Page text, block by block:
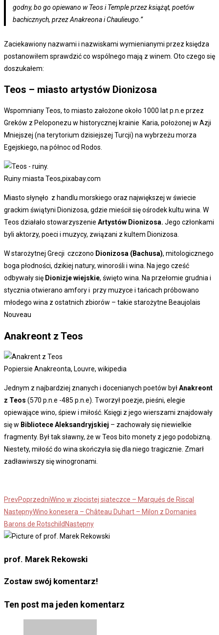
godny, bo go opiewano w Teos i Temple przez książąt, poetów
bachicznych, przez Anakreona i Chaulieugo.”
Zaciekawiony nazwami i nazwiskami wymienianymi przez księdza
postanowiłem sprawdzić co wspólnego mają z winem. Oto czego się
doszukałem:
Teos – miasto artystów Dionizosa
Wspomniany Teos, to miasto założone około 1000 lat p.n.e przez
Greków z Peloponezu w historycznej krainie Karia, położonej w Azji
Mniejszej (na terytorium dzisiejszej Turcji) na wybrzeżu morza
Egejskiego, na północ od Rodos.
Ruiny miasta Teos,pixabay.com
Miasto słynęło z handlu morskiego oraz największej w świecie
grackim świątyni Dionizosa, gdzie mieścił się ośrodek kultu wina. W
Teos działało stowarzyszenie Artystów Dionizosa. Jego członkami
byli aktorzy, poeci i muzycy, związani z kultem Dionizosa.
W starożytnej Grecji czczono Dionizosa (Bachusa), mitologicznego
boga płodności, dzikiej natury, winorośli i wina. Na jego cześć
odbywały się Dionizje wiejskie, święto wina. Na przełomie grudnia i
stycznia otwierano amfory i przy muzyce i tańcach próbowano
młodego wina z ostatnich zbiorów – takie starożytne Beaujolais
Nouveau
Anakreont z Teos
Popiersie Anakreonta, Louvre, wikipedia
Jednym z najbardziej znanych i docenianych poetów byłAnakreont
z Teos (570 p.n.e -485 p.n.e). Tworzył poezje, pieśni, elegie
opiewające wino, śpiew i miłość. Księgi z jego wierszami znajdowały
się w Bibliotece Aleksandryjskiej – zachowały się niewielkie
fragmenty. Był tak sławny, że w Teos bito monety z jego podobizną.
Niestety, miłość do wina skończyła się dla niego tragicznie. Zmarł
zadławiwszy się winogronami.
PrevPoprzedniWino w złocistej siateczce – Marqués de Riscal
NastępnyWino konesera – Château Duhart – Milon z Domanies
Barons de Rotschild Następny
prof. Marek Rekowski
Zostaw swój komentarz!
Ten post ma jeden komentarz